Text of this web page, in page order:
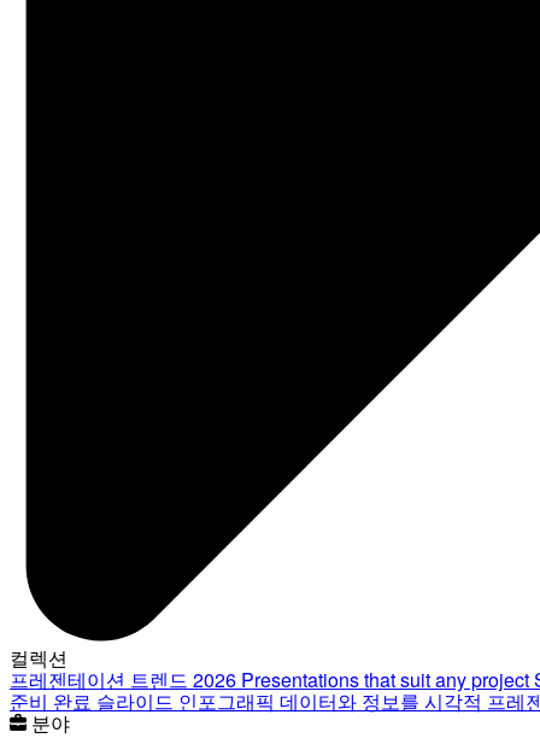
컬렉션
프레젠테이션 트렌드 2026 Presentations that suit any project
준비 완료 슬라이드 인포그래픽 데이터와 정보를 시각적 프레
분야